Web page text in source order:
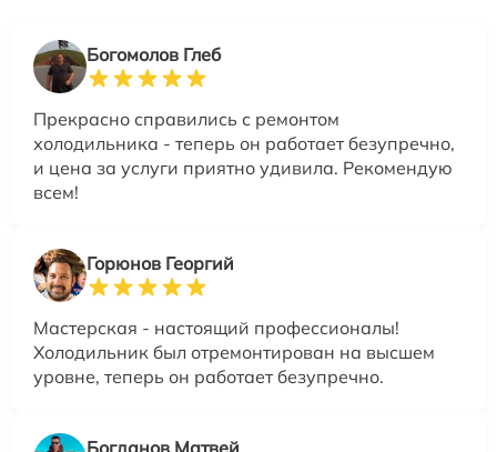
Богомолов Глеб
Прекрасно справились с ремонтом
холодильника - теперь он работает безупречно,
и цена за услуги приятно удивила. Рекомендую
всем!
Горюнов Георгий
Мастерская - настоящий профессионалы!
Холодильник был отремонтирован на высшем
уровне, теперь он работает безупречно.
Богданов Матвей